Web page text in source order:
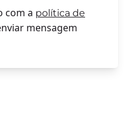
com a política de
mensagem